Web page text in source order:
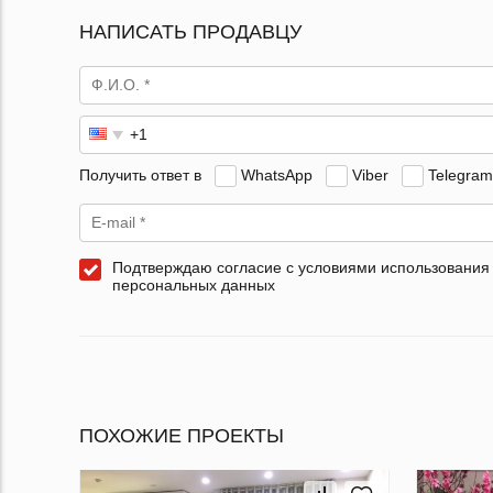
НАПИСАТЬ ПРОДАВЦУ
Получить ответ в WhatsApp Viber Telegram
Подтверждаю согласие с условиями использования
персональных данных
ПОХОЖИЕ ПРОЕКТЫ